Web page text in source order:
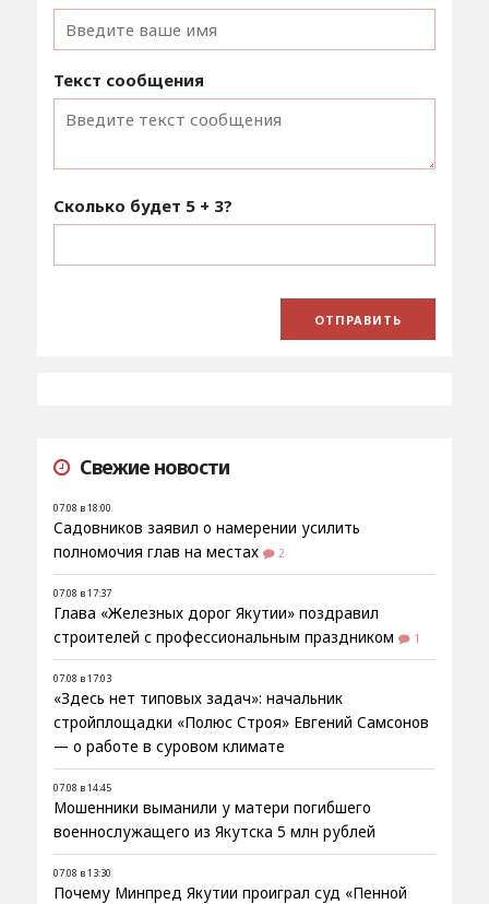
Текст сообщения
Сколько будет 5 + 3?
Свежие новости
07.08 в 18:00
Садовников заявил о намерении усилить
полномочия глав на местах
2
07.08 в 17:37
Глава «Железных дорог Якутии» поздравил
строителей с профессиональным праздником
1
07.08 в 17:03
«Здесь нет типовых задач»: начальник
стройплощадки «Полюс Строя» Евгений Самсонов
— о работе в суровом климате
07.08 в 14:45
Мошенники выманили у матери погибшего
военнослужащего из Якутска 5 млн рублей
07.08 в 13:30
Почему Минпред Якутии проиграл суд «Пенной